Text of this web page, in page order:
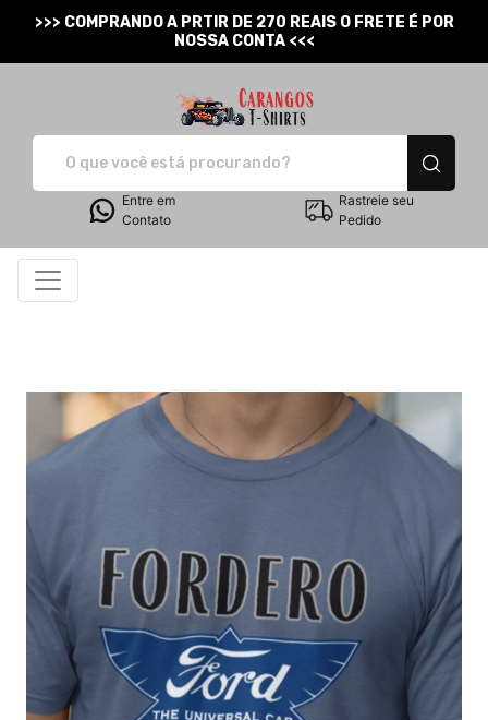
>>> COMPRANDO A PRTIR DE 270 REAIS O FRETE É POR
NOSSA CONTA <<<
Entre em
Contato
Rastreie seu
Pedido